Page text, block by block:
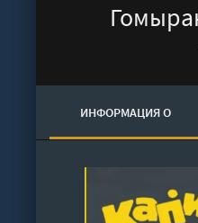
ИНФОРМАЦИЯ О
АУДИОКНИГЕ